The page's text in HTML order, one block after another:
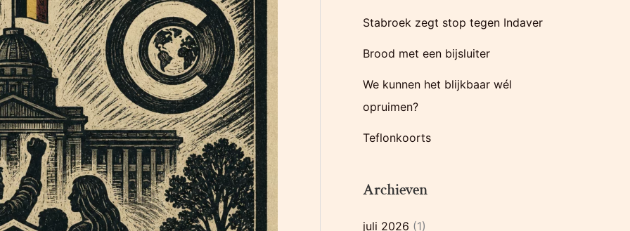
r
:
Stabroek zegt stop tegen Indaver
Brood met een bijsluiter
We kunnen het blijkbaar wél
opruimen?
Teflonkoorts
Archieven
juli 2026 (1)